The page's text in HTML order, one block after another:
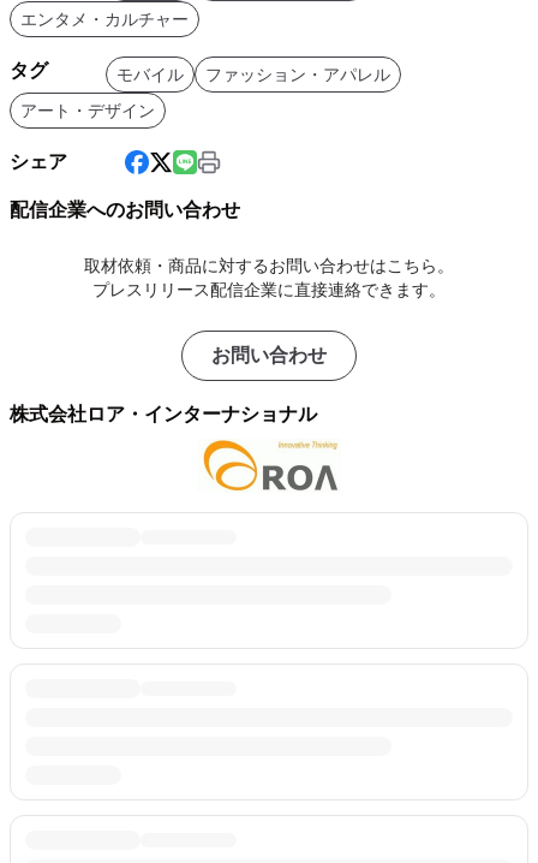
エンタメ・カルチャー
タグ モバイル
ファッション・アパレル
アート・デザイン
シェア
配信企業へのお問い合わせ
取材依頼・商品に対するお問い合わせはこちら。
プレスリリース配信企業に直接連絡できます。
お問い合わせ
株式会社ロア・インターナショナル